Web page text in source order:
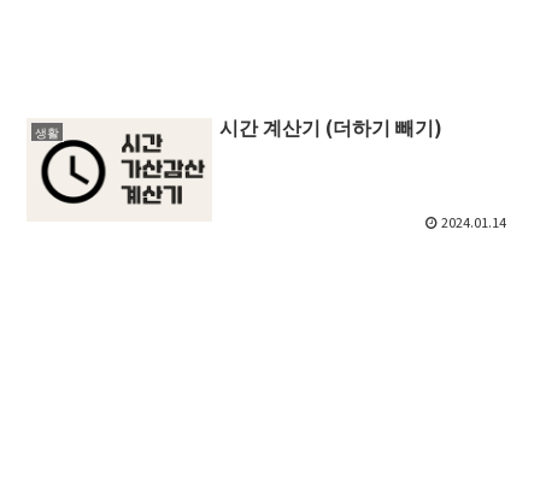
생활 시간 계산기 (더하기 빼기)
2024.01.14